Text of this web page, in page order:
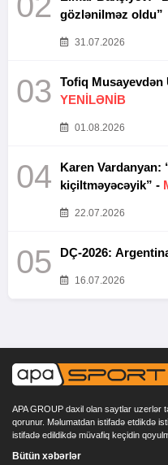
gözlənilməz oldu”
31.07.2026
03
YENİLƏNİB
01.08.2026
04
Karen Vardanyan:
kiçiltməyəcəyik” -
22.07.2026
05 DÇ-2026:
16.07.2026
APA GROUP daxil olan saytlar uzerlər
qorunur. Məlumatdan istifadə etdikdə
istifadə edildikdə müvafiq keçidin
Bütün xəbərlər